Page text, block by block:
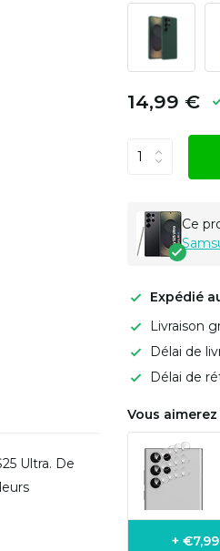
Ultra. De
14,99 €
Ce
Expédié
Livraison
Délai de
Délai de
Vous
+